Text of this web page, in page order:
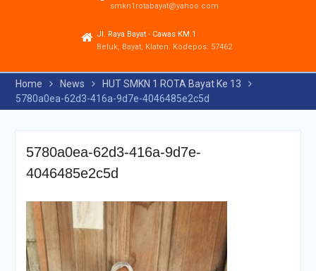
smkn1rotabayat@yahoo.com
Jl. Raya Bayat - Cawas KM.1
Beluk, Bayat, Klaten. Kodepos: 57462
Home News
HUT SMKN 1 ROTA Bayat Ke 13
5780a0ea-62d3-416a-9d7e-4046485e2c5d
5780a0ea-62d3-416a-9d7e-
4046485e2c5d